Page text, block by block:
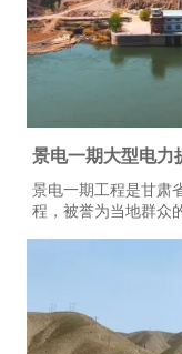
景电一期大型电力
景电一期工程是甘肃
程，被誉为当地群众